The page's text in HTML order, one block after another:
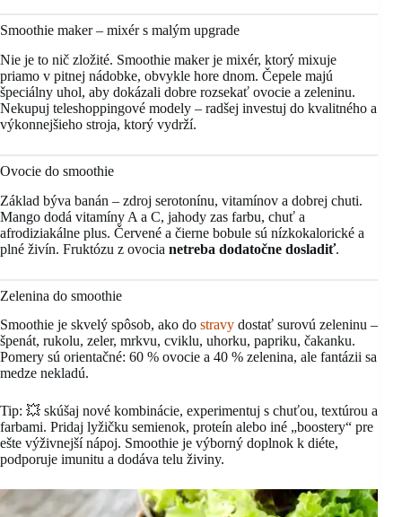
Smoothie maker – mixér s malým upgrade
Nie je to nič zložité. Smoothie maker je mixér, ktorý mixuje
priamo v pitnej nádobke, obvykle hore dnom. Čepele majú
špeciálny uhol, aby dokázali dobre rozsekať ovocie a zeleninu.
Nekupuj teleshoppingové modely – radšej investuj do kvalitného a
výkonnejšieho stroja, ktorý vydrží.
Ovocie do smoothie
Základ býva banán – zdroj serotonínu, vitamínov a dobrej chuti.
Mango dodá vitamíny A a C, jahody zas farbu, chuť a
afrodiziakálne plus. Červené a čierne bobule sú nízkokalorické a
plné živín. Fruktózu z ovocia netreba dodatočne dosladiť.
Zelenina do smoothie
Smoothie je skvelý spôsob, ako do stravy dostať surovú zeleninu –
špenát, rukolu, zeler, mrkvu, cviklu, uhorku, papriku, čakanku.
Pomery sú orientačné: 60 % ovocie a 40 % zelenina, ale fantázii sa
medze nekladú.
Tip: 💥 skúšaj nové kombinácie, experimentuj s chuťou, textúrou a
farbami. Pridaj lyžičku semienok, proteín alebo iné „boostery“ pre
ešte výživnejší nápoj. Smoothie je výborný doplnok k diéte,
podporuje imunitu a dodáva telu živiny.